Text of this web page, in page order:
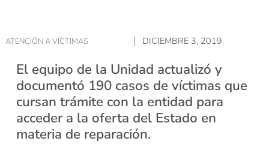
ATENCIÓN A VÍCTIMAS DICIEMBRE 3, 2019
El equipo de la Unidad actualizó y
documentó 190 casos de víctimas que
cursan trámite con la entidad para
acceder a la oferta del Estado en
materia de reparación.